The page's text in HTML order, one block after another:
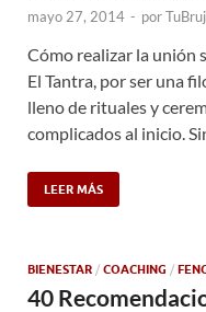
mayo 27, 2014 - por
Cómo realizar la unión
El Tantra, por ser una
lleno de rituales y
complicados al inicio.
LEER MÁS
BIENESTAR / COACHING /
40